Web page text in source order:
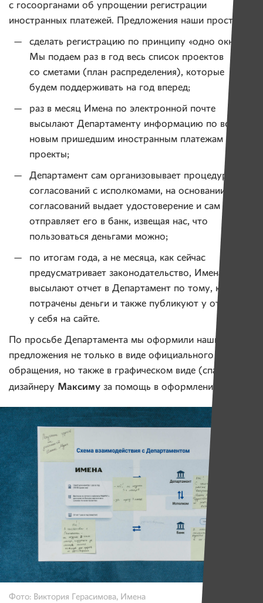
с госоорганами об упрощении регистрации
иностранных платежей. Предложения наши просты:
сделать регистрацию по принципу «одно окно».
Мы подаем раз в год весь список проектов
со сметами (план распределения), которые
будем поддерживать на год вперед;
раз в месяц Имена по электронной почте
высылают Департаменту информацию по всем
новым пришедшим иностранным платежам на все
проекты;
Департамент сам организовывает процедуру
согласований с исполкомами, на основании
согласований выдает удостоверение и сам
отправляет его в банк, извещая нас, что
пользоваться деньгами можно;
по итогам года, а не месяца, как сейчас
предусматривает законодательство, Имена
высылают отчет в Департамент по тому, как
потрачены деньги и также публикуют у отчеты
у себя на сайте.
По просьбе Департамента мы оформили наши
предложения не только в виде официального
обращения, но также в графическом виде (спасибо
дизайнеру Максиму за помощь в оформлении!)
Фото: Виктория Герасимова, Имена